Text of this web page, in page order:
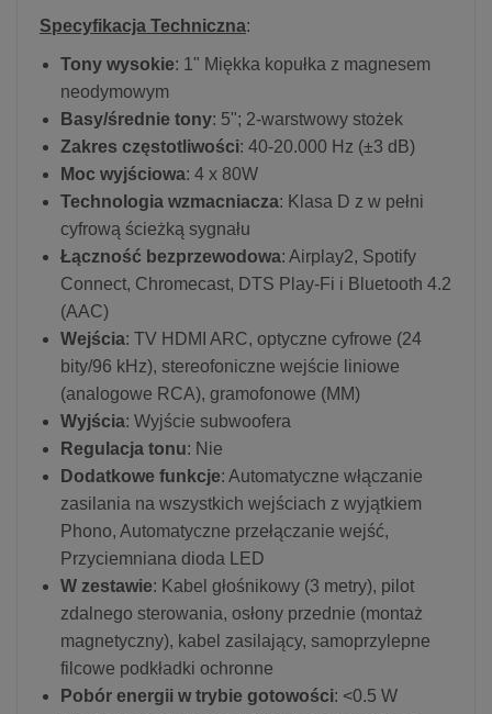
Specyfikacja Techniczna:
Tony wysokie: 1" Miękka kopułka z magnesem
neodymowym
Basy/średnie tony: 5"; 2-warstwowy stożek
Zakres częstotliwości: 40-20.000 Hz (±3 dB)
Moc wyjściowa: 4 x 80W
Technologia wzmacniacza: Klasa D z w pełni
cyfrową ścieżką sygnału
Łączność bezprzewodowa: Airplay2, Spotify
Connect, Chromecast, DTS Play-Fi i Bluetooth 4.2
(AAC)
Wejścia: TV HDMI ARC, optyczne cyfrowe (24
bity/96 kHz), stereofoniczne wejście liniowe
(analogowe RCA), gramofonowe (MM)
Wyjścia: Wyjście subwoofera
Regulacja tonu: Nie
Dodatkowe funkcje: Automatyczne włączanie
zasilania na wszystkich wejściach z wyjątkiem
Phono, Automatyczne przełączanie wejść,
Przyciemniana dioda LED
W zestawie: Kabel głośnikowy (3 metry), pilot
zdalnego sterowania, osłony przednie (montaż
magnetyczny), kabel zasilający, samoprzylepne
filcowe podkładki ochronne
Pobór energii w trybie gotowości: <0.5 W